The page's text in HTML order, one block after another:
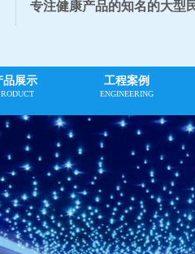
专注健康产品的知名的大型
品展示 工程案例
ENGINEERING